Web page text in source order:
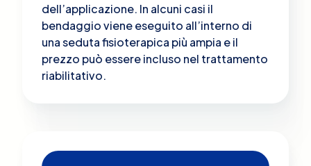
dell’applicazione. In alcuni casi il
bendaggio viene eseguito all’interno di
una seduta fisioterapica più ampia e il
prezzo può essere incluso nel trattamento
riabilitativo.